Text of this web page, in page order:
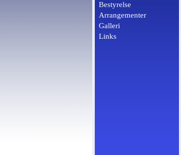
Bestyrelse
Arrangementer
Galleri
Links